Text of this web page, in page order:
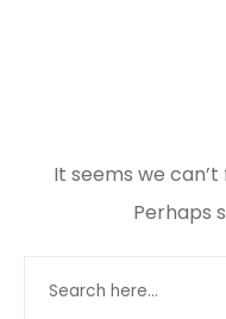
It seems we
Perhaps